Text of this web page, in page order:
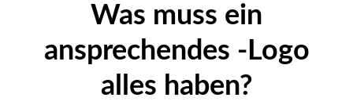
Was muss ein
ansprechendes -Logo
alles haben?